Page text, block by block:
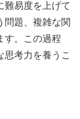
難易度を上げて
問題、複雑な関
す。この過程
思考力を養うこ